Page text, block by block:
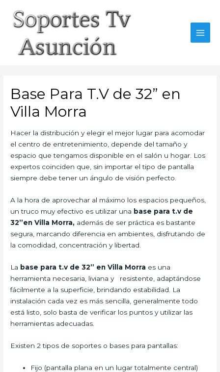
content
Base Para T.V de 32” en
Villa Morra
Hacer la distribución y elegir el mejor lugar para acomodar
el centro de entretenimiento, depende del tamaño y
espacio que tengamos disponible en el salón u hogar. Los
expertos coinciden que, sin importar el tipo de pantalla
siempre debe tener un ángulo de visión perfecto.
A la hora de aprovechar al máximo los espacios pequeños,
un truco muy efectivo es utilizar una base para t.v de
32”en Villa Morra, además de ser práctica es bastante
segura, marcando diferencia en ambientes, disfrutando de
la comodidad, concentración y libertad.
La base para t.v de 32” en Villa Morra es una
herramienta necesaria, liviana y resistente, adaptándose
fácilmente a la superficie, brindando estabilidad. La
instalación cada vez es más sencilla, generalmente todo
está listo, solo basta de verificar los puntos y utilizar las
herramientas adecuadas.
Existen 2 tipos de soportes o bases para pantallas:
Fijo (pantalla plana en un lugar totalmente central)